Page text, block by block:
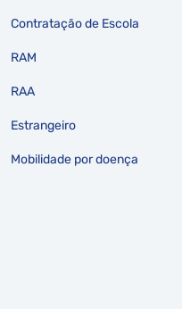
Contratação de Escola
RAM
RAA
Estrangeiro
Mobilidade por doença